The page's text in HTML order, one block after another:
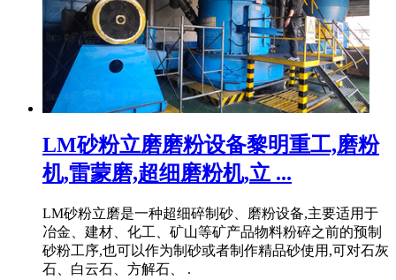
LM砂粉立磨磨粉设备黎明重工,磨粉
机,雷蒙磨,超细磨粉机,立 ...
LM砂粉立磨是一种超细碎制砂、磨粉设备,主要适用于
冶金、建材、化工、矿山等矿产品物料粉碎之前的预制
砂粉工序,也可以作为制砂或者制作精品砂使用,可对石灰
石、白云石、方解石、 .